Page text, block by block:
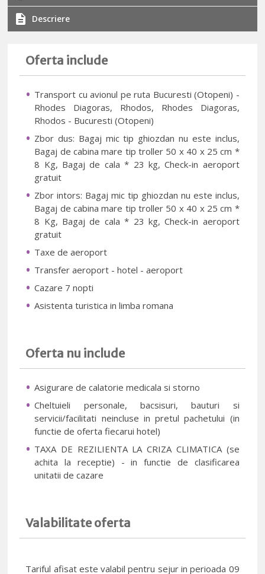
Descriere
Oferta include
Transport cu avionul pe ruta Bucuresti (Otopeni) -
Rhodes Diagoras, Rhodos, Rhodes Diagoras,
Rhodos - Bucuresti (Otopeni)
Zbor dus: Bagaj mic tip ghiozdan nu este inclus,
Bagaj de cabina mare tip troller 50 x 40 x 25 cm *
8 Kg, Bagaj de cala * 23 kg, Check-in aeroport
gratuit
Zbor intors: Bagaj mic tip ghiozdan nu este inclus,
Bagaj de cabina mare tip troller 50 x 40 x 25 cm *
8 Kg, Bagaj de cala * 23 kg, Check-in aeroport
gratuit
Taxe de aeroport
Transfer aeroport - hotel - aeroport
Cazare 7 nopti
Asistenta turistica in limba romana
Oferta nu include
Asigurare de calatorie medicala si storno
Cheltuieli personale, bacsisuri, bauturi si
servicii/facilitati neincluse in pretul pachetului (in
functie de oferta fiecarui hotel)
TAXA DE REZILIENTA LA CRIZA CLIMATICA (se
achita la receptie) - in functie de clasificarea
unitatii de cazare
Valabilitate oferta
Tariful afisat este valabil pentru sejur in perioada 09